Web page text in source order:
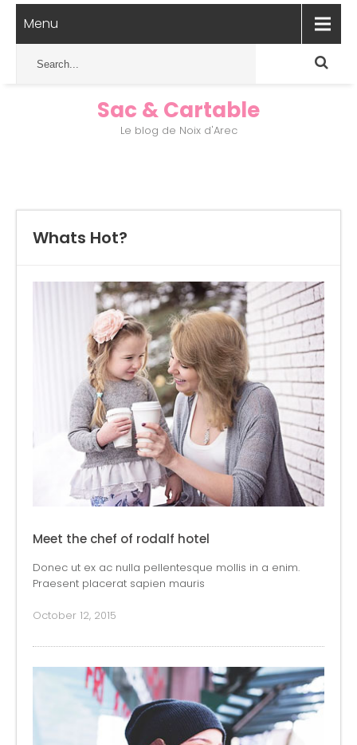
Menu
Sac & Cartable
Le blog de Noix d'Arec
Whats Hot?
Meet the chef of rodalf hotel
Donec ut ex ac nulla pellentesque mollis in a enim.
Praesent placerat sapien mauris
October 12, 2015